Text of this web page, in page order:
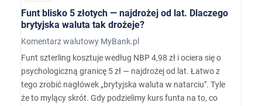
Funt blisko 5 złotych — najdrożej od lat. Dlaczego
brytyjska waluta tak drożeje?
Komentarz walutowy MyBank.pl
Funt szterling kosztuje według NBP 4,98 zł i ociera się o
psychologiczną granicę 5 zł — najdrożej od lat. Łatwo z
tego zrobić nagłówek „brytyjska waluta w natarciu". Tyle
że to mylący skrót. Gdy podzielimy kurs funta na to, co